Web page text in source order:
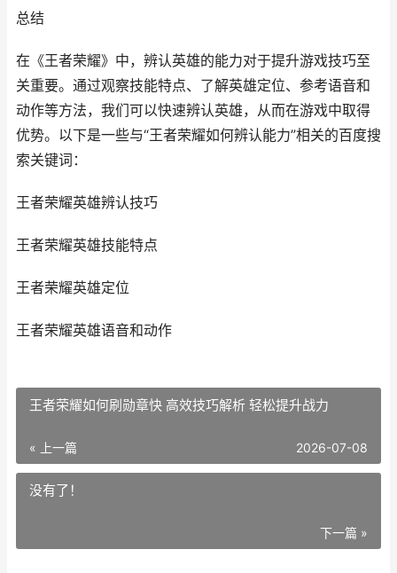
总结
在《王者荣耀》中，辨认英雄的能力对于提升游戏技巧至
关重要。通过观察技能特点、了解英雄定位、参考语音和
动作等方法，我们可以快速辨认英雄，从而在游戏中取得
优势。以下是一些与“王者荣耀如何辨认能力”相关的百度搜
索关键词：
王者荣耀英雄辨认技巧
王者荣耀英雄技能特点
王者荣耀英雄定位
王者荣耀英雄语音和动作
王者荣耀如何刷勋章快 高效技巧解析 轻松提升战力
« 上一篇 2026-07-08
没有了！
下一篇 »